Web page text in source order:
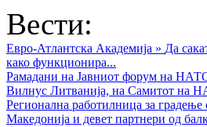
Вести:
Евро-Атлантска Академија » Да
како функционира...
Рамадани на Јавниот форум на
Вилнус Литванија, на Самитот на
Регионална работилница за градење
Македонија и девет партнери од